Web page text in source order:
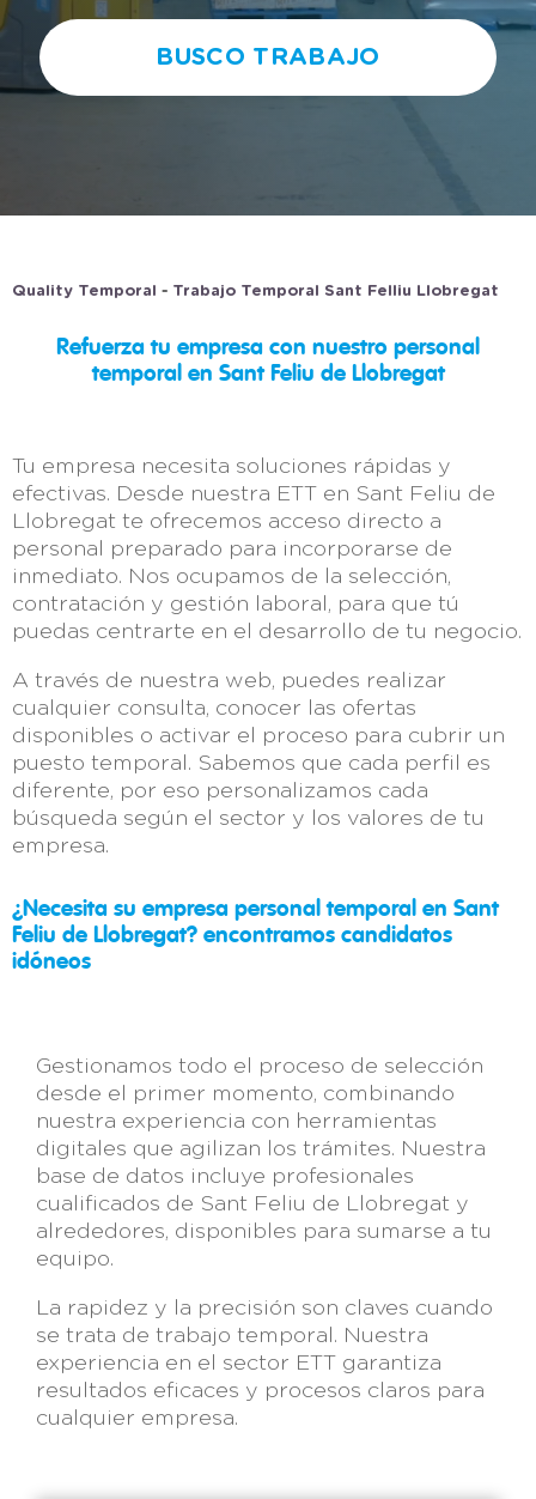
BUSCO TRABAJO
Quality Temporal - Trabajo Temporal Sant Felliu Llobregat
Refuerza tu empresa con nuestro personal
temporal en Sant Feliu de Llobregat
Tu empresa necesita soluciones rápidas y
efectivas. Desde nuestra ETT en Sant Feliu de
Llobregat te ofrecemos acceso directo a
personal preparado para incorporarse de
inmediato. Nos ocupamos de la selección,
contratación y gestión laboral, para que tú
puedas centrarte en el desarrollo de tu negocio.
A través de nuestra web, puedes realizar
cualquier consulta, conocer las ofertas
disponibles o activar el proceso para cubrir un
puesto temporal. Sabemos que cada perfil es
diferente, por eso personalizamos cada
búsqueda según el sector y los valores de tu
empresa.
¿Necesita su empresa personal temporal en Sant
Feliu de Llobregat? encontramos candidatos
idóneos
Gestionamos todo el proceso de selección
desde el primer momento, combinando
nuestra experiencia con herramientas
digitales que agilizan los trámites. Nuestra
base de datos incluye profesionales
cualificados de Sant Feliu de Llobregat y
alrededores, disponibles para sumarse a tu
equipo.
La rapidez y la precisión son claves cuando
se trata de trabajo temporal. Nuestra
experiencia en el sector ETT garantiza
resultados eficaces y procesos claros para
cualquier empresa.